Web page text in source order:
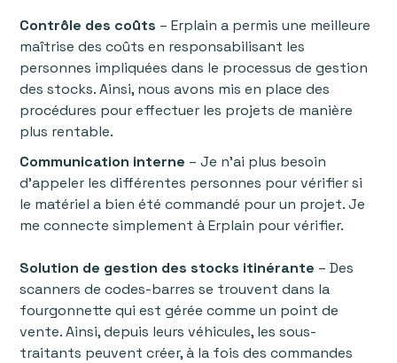
Contrôle des coûts – Erplain a permis une meilleure
maîtrise des coûts en responsabilisant les
personnes impliquées dans le processus de gestion
des stocks. Ainsi, nous avons mis en place des
procédures pour effectuer les projets de manière
plus rentable.
Communication interne – Je n'ai plus besoin
d'appeler les différentes personnes pour vérifier si
le matériel a bien été commandé pour un projet. Je
me connecte simplement à Erplain pour vérifier.
Solution de gestion des stocks itinérante – Des
scanners de codes-barres se trouvent dans la
fourgonnette qui est gérée comme un point de
vente. Ainsi, depuis leurs véhicules, les sous-
traitants peuvent créer, à la fois des commandes